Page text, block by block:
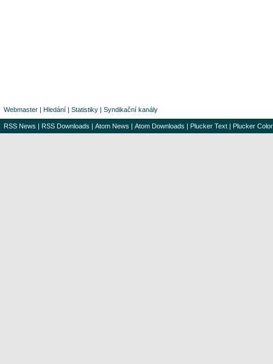
Webmaster | Hledání | Statistiky | Syndikační kanály
RSS News | RSS Downloads | Atom News | Atom Downloads | Plucker Text | Plucker Color